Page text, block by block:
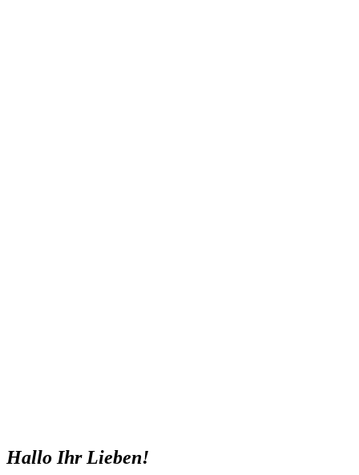
Hallo Ihr Lieben!